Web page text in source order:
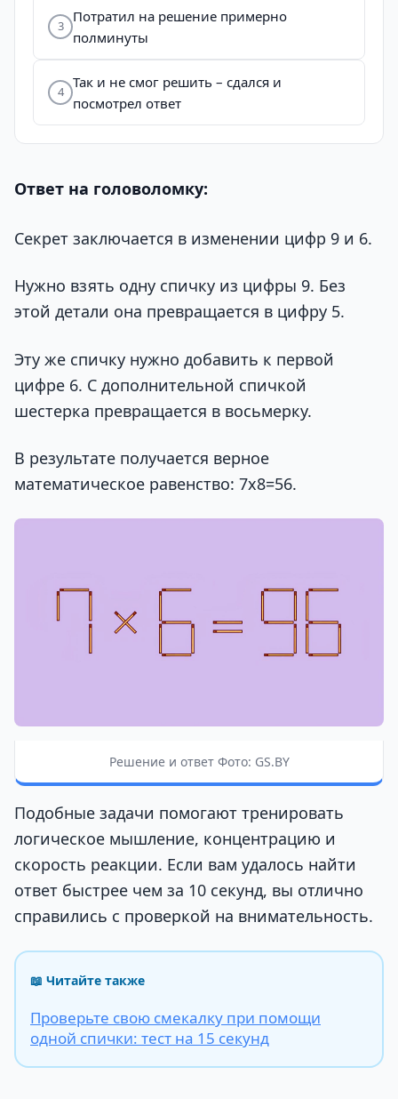
3
Потратил на решение примерно
полминуты
4
Так и не смог решить – сдался и
посмотрел ответ
Ответ на головоломку:
Секрет заключается в изменении цифр 9 и 6.
Нужно взять одну спичку из цифры 9. Без
этой детали она превращается в цифру 5.
Эту же спичку нужно добавить к первой
цифре 6. С дополнительной спичкой
шестерка превращается в восьмерку.
В результате получается верное
математическое равенство: 7х8=56.
Решение и ответ Фото: GS.BY
Подобные задачи помогают тренировать
логическое мышление, концентрацию и
скорость реакции. Если вам удалось найти
ответ быстрее чем за 10 секунд, вы отлично
справились с проверкой на внимательность.
📖 Читайте также
Проверьте свою смекалку при помощи
одной спички: тест на 15 секунд